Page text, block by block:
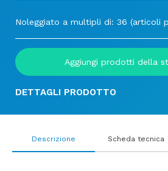
Noleggiato a multipli di: 36 (articoli
Aggiungi prodotti della
DETTAGLI PRODOTTO
Descrizione Scheda tecnica